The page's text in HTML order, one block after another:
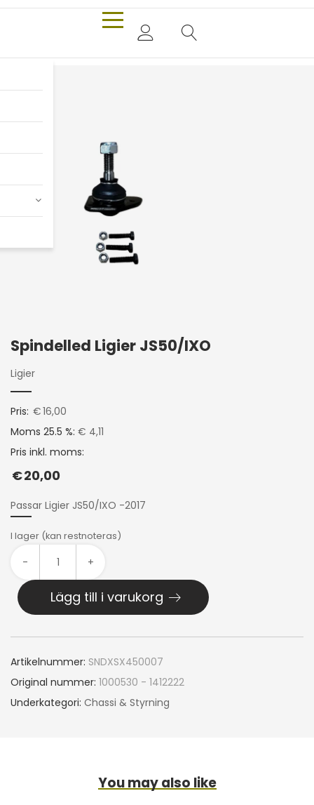
Spindelled Ligier JS50/IXO
Ligier
Pris: €16,00
Moms 25.5 %: € 4,11
Pris inkl. moms:
€20,00
Passar Ligier JS50/IXO -2017
I lager (kan restnoteras)
- +
Lägg till i varukorg
Artikelnummer: SNDXSX450007
Original nummer: 1000530 - 1412222
Underkategori: Chassi & Styrning
You may also like